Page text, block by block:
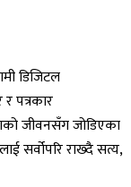
डिजिटल
पत्रकार
जीवनसँग जोडिएका
सर्वोपरि राख्दै सत्य,